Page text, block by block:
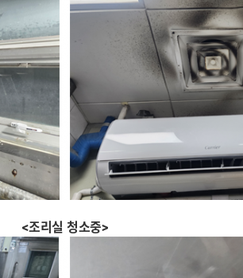
<조리실 청소중>